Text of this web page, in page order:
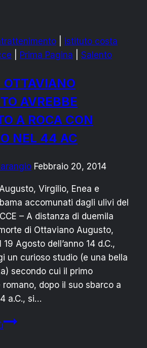
DALL’ALTO
DEI
BANCHI
istituto costa
Prima Pagina Salento
OTTAVIANO
AVREBBE
A ROCA CON
NEL 44 AC
Febbraio 20, 2014
Virgilio, Enea e
accomunati dagli ulivi del
– A distanza di duemila
di Ottaviano Augusto,
Agosto dell’anno 14 d.C.,
un curioso studio (e una bella
secondo cui il primo
romano, dopo il suo sbarco a
a.C., si…
LECCE: